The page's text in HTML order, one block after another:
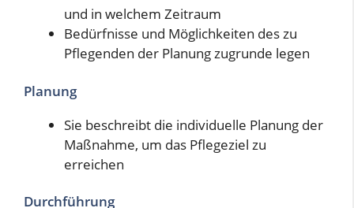
und in welchem Zeitraum
Bedürfnisse und Möglichkeiten des zu
Pflegenden der Planung zugrunde legen
Planung
Sie beschreibt die individuelle Planung der
Maßnahme, um das Pflegeziel zu
erreichen
Durchführung